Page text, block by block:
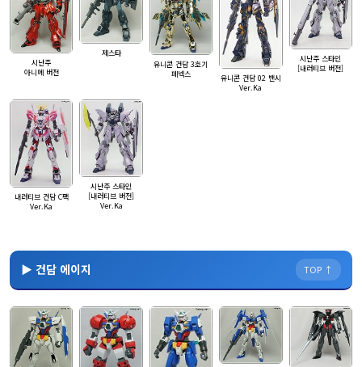
시난주
아니메 버전
제스타
유니콘 건담 3호기
페넥스
유니콘 건담 02 밴시
Ver.Ka
시난주 스타인
[내러티브 버전]
내러티브 건담 C팩
Ver.Ka
시난주 스타인
[내러티브 버전]
Ver.Ka
▶ 건담 에이지 TOP ↑